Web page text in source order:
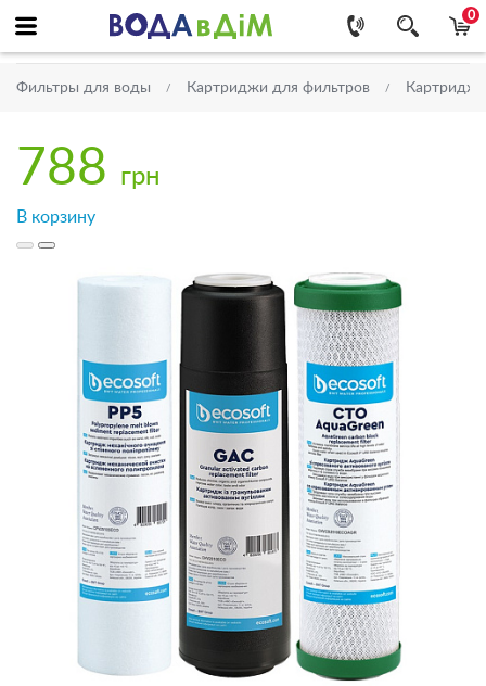
0
Фильтры для воды Картриджи для фильтров
788 грн
В корзину